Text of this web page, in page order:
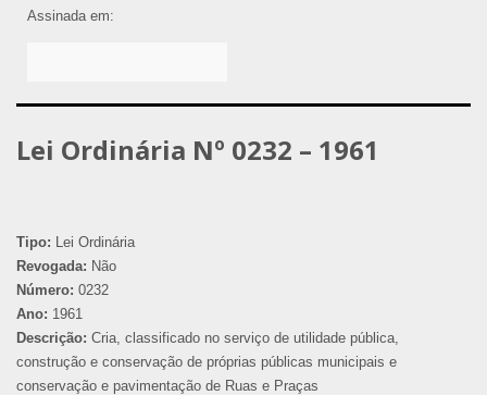
Assinada em:
Lei Ordinária Nº 0232 – 1961
Tipo: Lei Ordinária
Revogada: Não
Número: 0232
Ano: 1961
Descrição: Cria, classificado no serviço de utilidade pública,
construção e conservação de próprias públicas municipais e
conservação e pavimentação de Ruas e Praças